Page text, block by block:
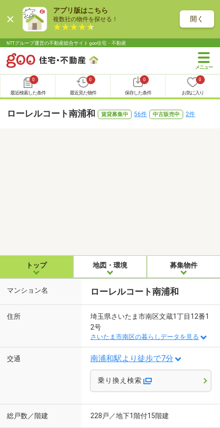
アプリ版はこちら
複数社の物件を探せる！ 開く
NTTグループ運営の不動産総合サイト goo住宅・不動産
0
最近検索した条件
0
最近見た物件
0
保存した条件
0
お気に入り
ローレルコート南浦和 賃貸募集中 56件 中古販売中 2件
トップ 地図・環境 募集物件
マンション名 ローレルコート南浦和
住所
埼玉県さいたま市南区文蔵1丁目12番1
2号
さいたま市南区の暮らしデータを見る
交通 南浦和駅より徒歩で7分
乗り換え検索
総戸数／階建 228戸／地下1階付15階建